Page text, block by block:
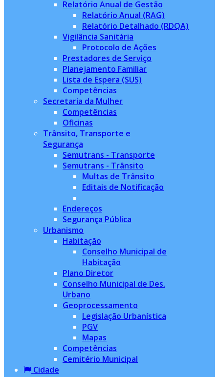
Relatório Anual de Gestão
Relatório Anual (RAG)
Relatório Detalhado (RDQA)
Vigilância Sanitária
Protocolo de Ações
Prestadores de Serviço
Planejamento Familiar
Lista de Espera (SUS)
Competências
Secretaria da Mulher
Competências
Oficinas
Trânsito, Transporte e
Segurança
Semutrans - Transporte
Semutrans - Trânsito
Multas de Trânsito
Editais de Notificação
Endereços
Segurança Pública
Urbanismo
Habitação
Conselho Municipal de
Habitação
Plano Diretor
Conselho Municipal de Des.
Urbano
Geoprocessamento
Legislação Urbanística
PGV
Mapas
Competências
Cemitério Municipal
Cidade